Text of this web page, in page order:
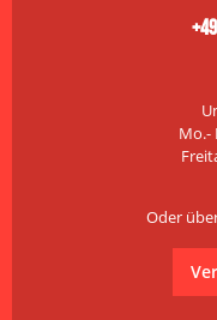
Mo.-
Oder